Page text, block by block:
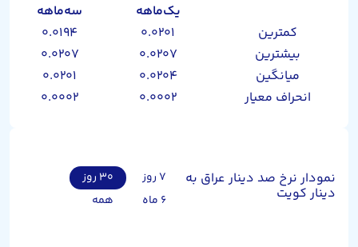
یک‌ماهه
سه‌ماهه
کمترین
۰.۰۲۰۱
۰.۰۱۹۴
بیشترین
۰.۰۲۰۷
۰.۰۲۰۷
میانگین
۰.۰۲۰۴
۰.۰۲۰۱
انحراف معیار
۰.۰۰۰۲ ۰.۰۰۰۲
نمودار نرخ صد دینار عراق به
دینار کویت
۷ روز
۳۰ روز
۶ ماه
همه